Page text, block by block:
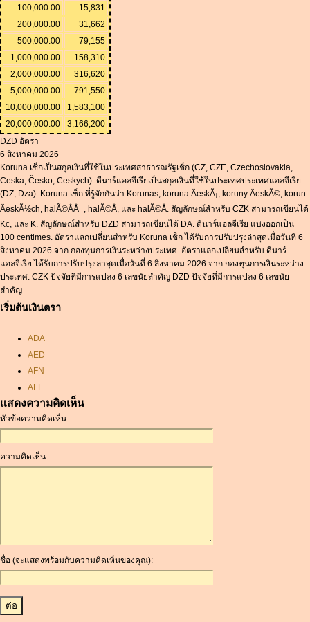
100,000.00
15,831
200,000.00
31,662
500,000.00
79,155
1,000,000.00
158,310
2,000,000.00
316,620
5,000,000.00
791,550
10,000,000.00
1,583,100
20,000,000.00
3,166,200
DZD อัตรา
6 สิงหาคม 2026
Koruna เช็กเป็นสกุลเงินที่ใช้ในประเทศสาธารณรัฐเช็ก (CZ, CZE, Czechoslovakia,
Ceska, Česko, Ceskych). ดีนาร์แอลจีเรียเป็นสกุลเงินที่ใช้ในประเทศประเทศแอลจีเรีย
(DZ, Dza). Koruna เช็ก ที่รู้จักกันว่า Korunas, koruna ÄeskÃ¡, koruny ÄeskÃ©, korun
ÄeskÃ½ch, halÃ©ÅÅ¯, halÃ©Å, และ halÃ©Å. สัญลักษณ์สำหรับ CZK สามารถเขียนได้
Kc, และ K. สัญลักษณ์สำหรับ DZD สามารถเขียนได้ DA. ดีนาร์แอลจีเรีย แบ่งออกเป็น
100 centimes. อัตราแลกเปลี่ยนสำหรับ Koruna เช็ก ได้รับการปรับปรุงล่าสุดเมื่อวันที่ 6
สิงหาคม 2026 จาก กองทุนการเงินระหว่างประเทศ. อัตราแลกเปลี่ยนสำหรับ ดีนาร์
แอลจีเรีย ได้รับการปรับปรุงล่าสุดเมื่อวันที่ 6 สิงหาคม 2026 จาก กองทุนการเงินระหว่าง
ประเทศ. CZK ปัจจัยที่มีการแปลง 6 เลขนัยสำคัญ DZD ปัจจัยที่มีการแปลง 6 เลขนัย
สำคัญ
เริ่มต้นเงินตรา
ADA
AED
AFN
ALL
AMD
ANC
AOA
ARDR
BAM
แสดงความคิดเห็น
หัวข้อความคิดเห็น:
ความคิดเห็น:
ชื่อ (จะแสดงพร้อมกับความคิดเห็นของคุณ):